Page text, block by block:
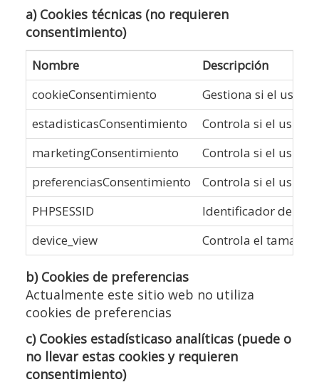
a) Cookies técnicas (no requieren
consentimiento)
Nombre
Descripción
cookieConsentimiento
Gestiona si el
estadisticasConsentimiento
Controla si el
marketingConsentimiento
Controla si el
preferenciasConsentimiento
Controla si el
PHPSESSID
Identificador de la
device_view
Controla el tamaño
b) Cookies de preferencias
Actualmente este sitio web no utiliza
cookies de preferencias
c) Cookies estadísticaso analíticas (puede o
no llevar estas cookies y requieren
consentimiento)